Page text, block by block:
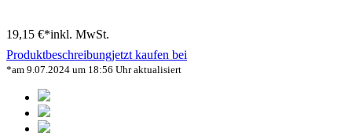
19,15 €*inkl. MwSt.
Produktbeschreibungjetzt kaufen bei
*am 9.07.2024 um 18:56 Uhr aktualisiert